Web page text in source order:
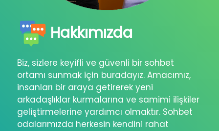
Hakkımızda
Biz, sizlere keyifli ve güvenli bir sohbet
ortamı sunmak için buradayız. Amacımız,
insanları bir araya getirerek yeni
arkadaşlıklar kurmalarına ve samimi ilişkiler
geliştirmelerine yardımcı olmaktır. Sohbet
odalarımızda herkesin kendini rahat